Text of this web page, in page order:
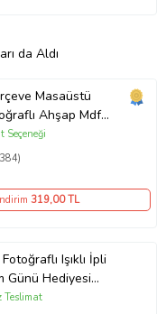
da Aldı
Masaüstü
Ahşap Mdf
Seçeneği
319,00 TL
Işıklı İpli
Günü Hediyesi
Panosu
Teslimat